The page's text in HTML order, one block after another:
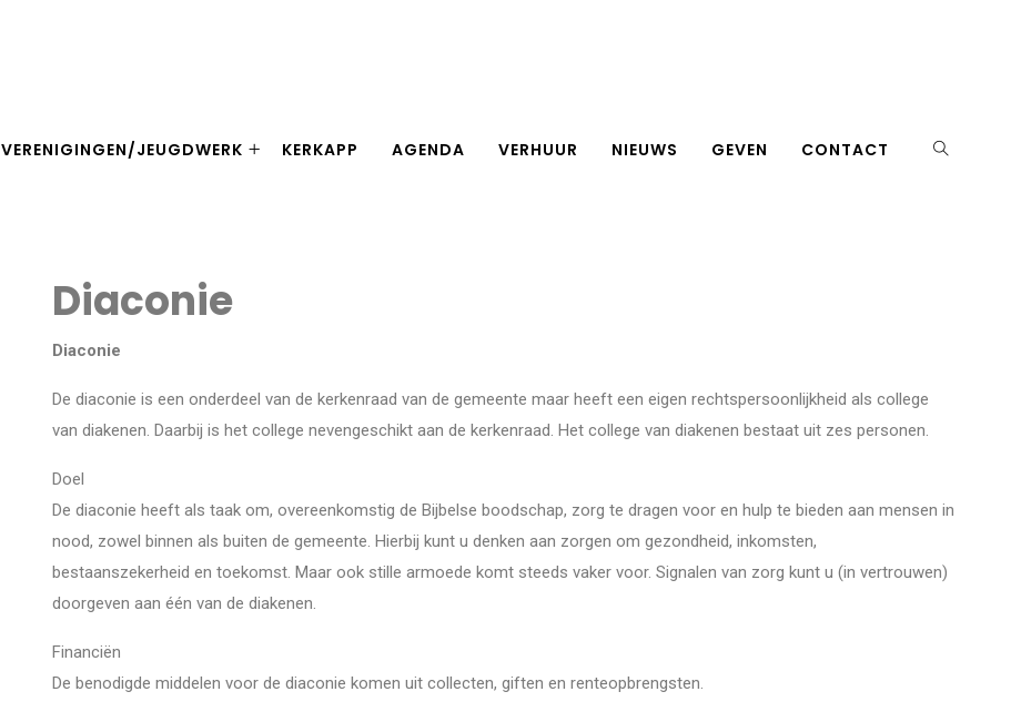
VERENIGINGEN/JEUGDWERK KERKAPP AGENDA VERHUUR NIEUWS GEVEN CONTACT
Diaconie
Diaconie
De diaconie is een onderdeel van de kerkenraad van de gemeente maar heeft een eigen rechtspersoonlijkheid als college
van diakenen. Daarbij is het college nevengeschikt aan de kerkenraad. Het college van diakenen bestaat uit zes personen.
Doel
De diaconie heeft als taak om, overeenkomstig de Bijbelse boodschap, zorg te dragen voor en hulp te bieden aan mensen in
nood, zowel binnen als buiten de gemeente. Hierbij kunt u denken aan zorgen om gezondheid, inkomsten,
bestaanszekerheid en toekomst. Maar ook stille armoede komt steeds vaker voor. Signalen van zorg kunt u (in vertrouwen)
doorgeven aan één van de diakenen.
Financiën
De benodigde middelen voor de diaconie komen uit collecten, giften en renteopbrengsten.